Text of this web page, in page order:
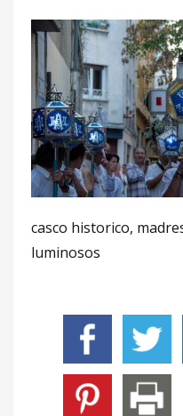
casco historico,
luminosos